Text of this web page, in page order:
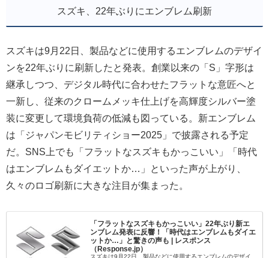
スズキ、22年ぶりにエンブレム刷新
スズキは9月22日、製品などに使用するエンブレムのデザイ
ンを22年ぶりに刷新したと発表。創業以来の「S」字形は
継承しつつ、デジタル時代に合わせたフラットな意匠へと
一新し、従来のクロームメッキ仕上げを高輝度シルバー塗
装に変更して環境負荷の低減も図っている。新エンブレム
は「ジャパンモビリティショー2025」で披露される予定
だ。SNS上でも「フラットなスズキもかっこいい」「時代
はエンブレムもダイエットか…」といった声が上がり、
久々のロゴ刷新に大きな注目が集まった。
「フラットなスズキもかっこいい」22年ぶり新エ
ンブレム発表に反響！「時代はエンブレムもダイエ
ットか…」と驚きの声も | レスポンス
（Response.jp）
スズキは9月22日、製品などに使用するエンブレムのデザイ